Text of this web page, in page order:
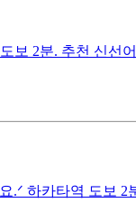
보 2분. 추천 신선
.ᐟ 하카타역 도보